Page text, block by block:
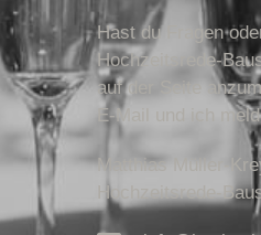
Hast du Fragen
Hochzeitsrede-
auf der Seite
E-Mail und ich
Matthias Müller-
Hochzeitsrede-